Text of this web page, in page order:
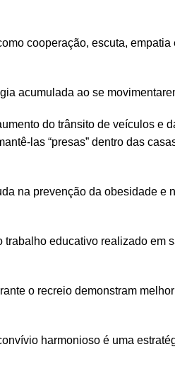
cooperação, escuta, empatia
acumulada ao se
do trânsito de veículos e
las “presas” dentro das
na prevenção da obesidade e
trabalho educativo realizado em
o recreio demonstram melhor
harmonioso é uma